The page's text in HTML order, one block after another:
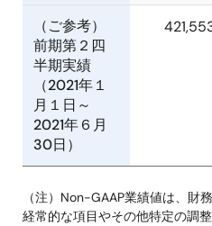
（ご参考）
前期第２四
半期実績
（2021年１
月１日～
2021年６月
30日）
（注）Non-GAAP業績値は、財
経常的な項目やその他特定の調